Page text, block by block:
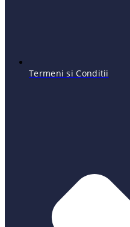
Termeni si Conditii